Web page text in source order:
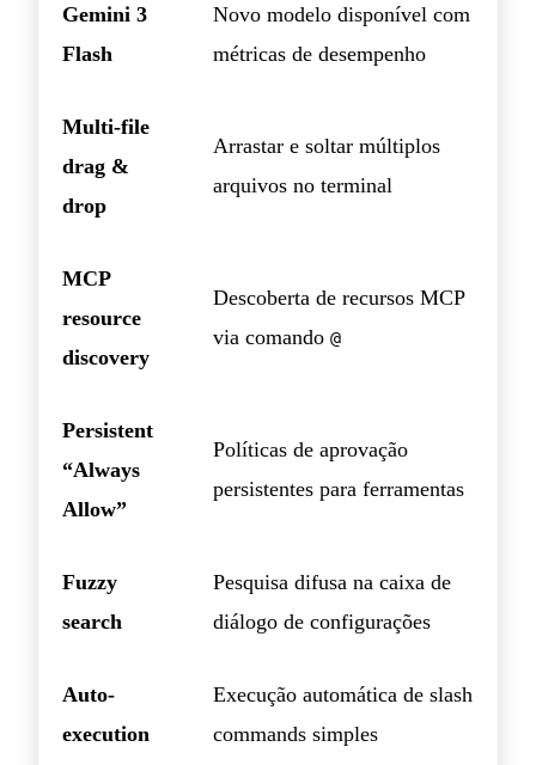
Gemini 3
Flash
Novo modelo disponível com
métricas de desempenho
Multi-file
drag &
drop
Arrastar e soltar múltiplos
arquivos no terminal
MCP
resource
discovery
Descoberta de recursos MCP
via comando @
Persistent
“Always
Allow”
Políticas de aprovação
persistentes para ferramentas
Fuzzy
search
Pesquisa difusa na caixa de
diálogo de configurações
Auto-
execution
Execução automática de slash
commands simples